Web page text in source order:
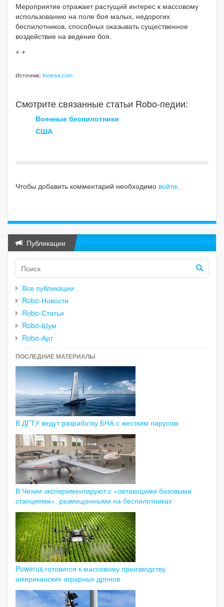
Мероприятие отражает растущий интерес к массовому
использованию на поле боя малых, недорогих
беспилотников, способных оказывать существенное
воздействие на ведение боя.
+ +
Источник:inverse.com
Смотрите связанные статьи Robo-педии:
Военные беспилотники
США
Чтобы добавить комментарий необходимо войти.
Публикации
Все публикации
Robo-Новости
Robo-Статьи
Robo-Шум
Robo-Арт
ПОСЛЕДНИЕ МАТЕРИАЛЫ
В ДГТУ ведут разработку БНА с жестким парусом
В Чехии экспериментируют с «летающими базовыми
станциями», размещенными на беспилотниках
Powerus готовится к массовому производству
американских аграрных дронов